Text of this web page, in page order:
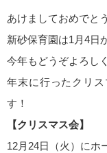
あけましておめでと
新砂保育園は1月4日
今年もどうぞよろし
年末に行ったクリ
す！
【クリスマス会】
12月24日（火）にホ